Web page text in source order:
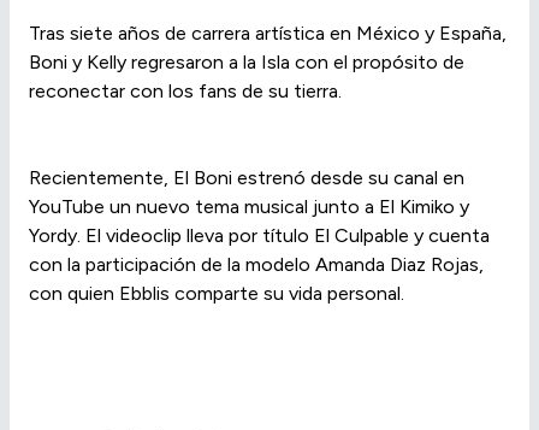
Tras siete años de carrera artística en México y España,
Boni y Kelly regresaron a la Isla con el propósito de
reconectar con los fans de su tierra.
Recientemente, El Boni estrenó desde su canal en
YouTube un nuevo tema musical junto a El Kimiko y
Yordy. El videoclip lleva por título El Culpable y cuenta
con la participación de la modelo Amanda Diaz Rojas,
con quien Ebblis comparte su vida personal.